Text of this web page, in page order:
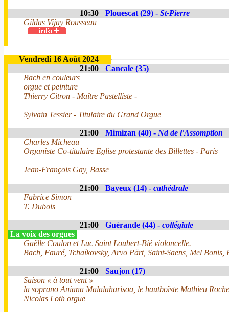
10:30 Plouescat (29) - St-Pierre
Gildas Vijay Rousseau
Vendredi 16 Août 2024
21:00
Cancale (35)
Bach en couleurs
orgue et peinture
Thierry Citron - Maître Pastelliste -
Sylvain Tessier - Titulaire du Grand Orgue
21:00 Mimizan (40) - Nd de l'Assomption
Charles Micheau
Organiste Co-titulaire Eglise protestante des Billettes - Paris
Jean-François Gay, Basse
21:00 Bayeux (14) - cathédrale
Fabrice Simon
T. Dubois
21:00 Guérande (44) - collégiale
La voix des orgues
Gaëlle Coulon et Luc Saint Loubert-Bié violoncelle.
Bach, Fauré, Tchaïkovsky, Arvo Pärt, Saint-Saens, Mel Bonis,
21:00
Saujon (17)
Saison « à tout vent »
la soprano Aniana Malalaharisoa, le hautboïste Mathieu
Nicolas Loth orgue